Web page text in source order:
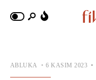
ABLUKA • 6 KASIM 2023 •